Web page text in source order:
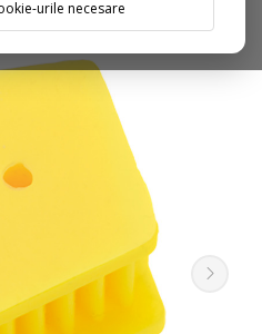
urile necesare